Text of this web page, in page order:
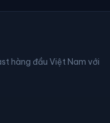
hàng đầu Việt Nam với